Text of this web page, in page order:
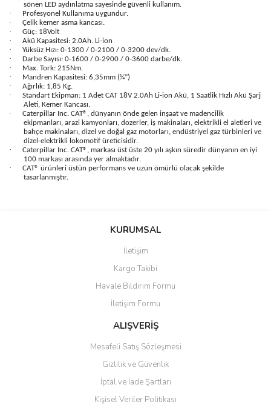
sönen LED aydınlatma sayesinde güvenli kullanım.
· Profesyonel Kullanıma uygundur.
· Çelik kemer asma kancası.
· Güç: 18Volt
· Akü Kapasitesi: 2.0Ah. Li-ion
· Yüksüz Hızı: 0-1300 / 0-2100 / 0-3200 dev/dk.
· Darbe Sayısı: 0-1600 / 0-2900 / 0-3600 darbe/dk.
· Max. Tork: 215Nm.
· Mandren Kapasitesi: 6,35mm (¼”)
· Ağırlık: 1,85 Kg.
·
Standart Ekipman: 1 Adet CAT 18V 2.0Ah Li-ion Akü, 1 Saatlik Hızlı Akü Şarj
Aleti, Kemer Kancası.
·
Caterpillar Inc. CAT®, dünyanın önde gelen inşaat ve madencilik
ekipmanları, arazi kamyonları, dozerler, iş makinaları, elektrikli el aletleri ve
bahçe makinaları, dizel ve doğal gaz motorları, endüstriyel gaz türbinleri ve
dizel-elektrikli lokomotif üreticisidir.
·
Caterpillar Inc. CAT®, markası üst üste 20 yılı aşkın süredir dünyanın en iyi
100 markası arasında yer almaktadır.
·
CAT® ürünleri üstün performans ve uzun ömürlü olacak şekilde
tasarlanmıştır.
Bu ürüne ilk yorumu siz yapın!
Ürün resmi kalitesiz, bozuk veya görüntülenemiyor.
Ürün açıklamasında eksik bilgiler bulunuyor.
Ürün bilgilerinde hatalar bulunuyor.
Ürün fiyatı diğer sitelerden daha pahalı.
KURUMSAL
İletişim
Kargo Takibi
Havale Bildirim Formu
İletişim Formu
ALIŞVERİŞ
Mesafeli Satış Sözleşmesi
Gizlilik ve Güvenlik
İptal ve İade Şartları
Kişisel Veriler Politikası